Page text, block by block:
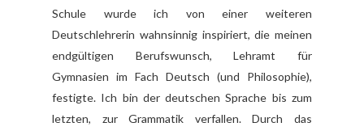
Schule wurde ich von einer weiteren
Deutschlehrerin wahnsinnig inspiriert, die meinen
endgültigen Berufswunsch, Lehramt für
Gymnasien im Fach Deutsch (und Philosophie),
festigte. Ich bin der deutschen Sprache bis zum
letzten, zur Grammatik verfallen. Durch das